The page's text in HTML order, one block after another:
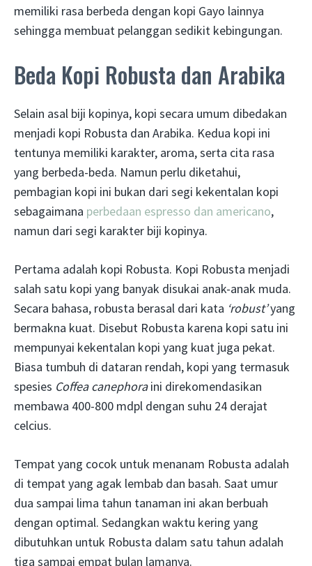
memiliki rasa berbeda dengan kopi Gayo lainnya
sehingga membuat pelanggan sedikit kebingungan.
Beda Kopi Robusta dan Arabika
Selain asal biji kopinya, kopi secara umum dibedakan
menjadi kopi Robusta dan Arabika. Kedua kopi ini
tentunya memiliki karakter, aroma, serta cita rasa
yang berbeda-beda. Namun perlu diketahui,
pembagian kopi ini bukan dari segi kekentalan kopi
sebagaimana perbedaan espresso dan americano,
namun dari segi karakter biji kopinya.
Pertama adalah kopi Robusta. Kopi Robusta menjadi
salah satu kopi yang banyak disukai anak-anak muda.
Secara bahasa, robusta berasal dari kata ‘robust’yang
bermakna kuat. Disebut Robusta karena kopi satu ini
mempunyai kekentalan kopi yang kuat juga pekat.
Biasa tumbuh di dataran rendah, kopi yang termasuk
spesies Coffea canephoraini direkomendasikan
membawa 400-800 mdpl dengan suhu 24 derajat
celcius.
Tempat yang cocok untuk menanam Robusta adalah
di tempat yang agak lembab dan basah. Saat umur
dua sampai lima tahun tanaman ini akan berbuah
dengan optimal. Sedangkan waktu kering yang
dibutuhkan untuk Robusta dalam satu tahun adalah
tiga sampai empat bulan lamanya.